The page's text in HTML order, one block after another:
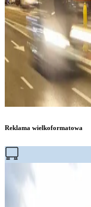
Reklama wielkoformatowa